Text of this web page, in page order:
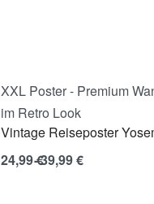
XXL Poster - Premium
im Retro Look
Vintage Reiseposter
24,99€39,99€